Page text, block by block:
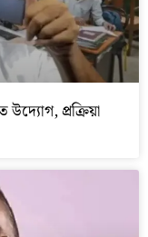
উদ্যোগ, প্রক্রিয়া